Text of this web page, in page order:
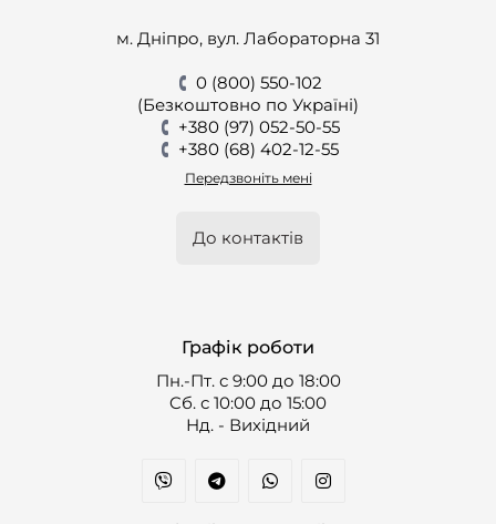
м. Дніпро, вул. Лабораторна 31
0 (800) 550-102
(Безкоштовно по Україні)
+380 (97) 052-50-55
+380 (68) 402-12-55
Передзвоніть мені
До контактів
Графік роботи
Пн.-Пт. с 9:00 до 18:00
Cб. с 10:00 до 15:00
Нд. - Вихідний